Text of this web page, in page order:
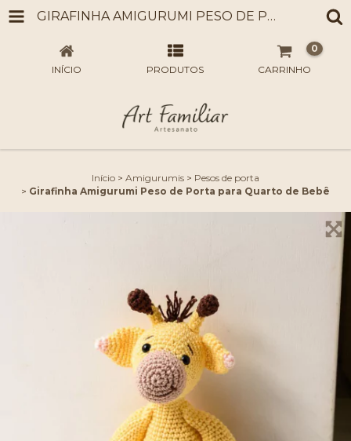
GIRAFINHA AMIGURUMI PESO DE PORTA PARA QUARTO DE BEBÊ
INÍCIO PRODUTOS CARRINHO
0
Início > Amigurumis > Pesos de porta
> Girafinha Amigurumi Peso de Porta para Quarto de Bebê